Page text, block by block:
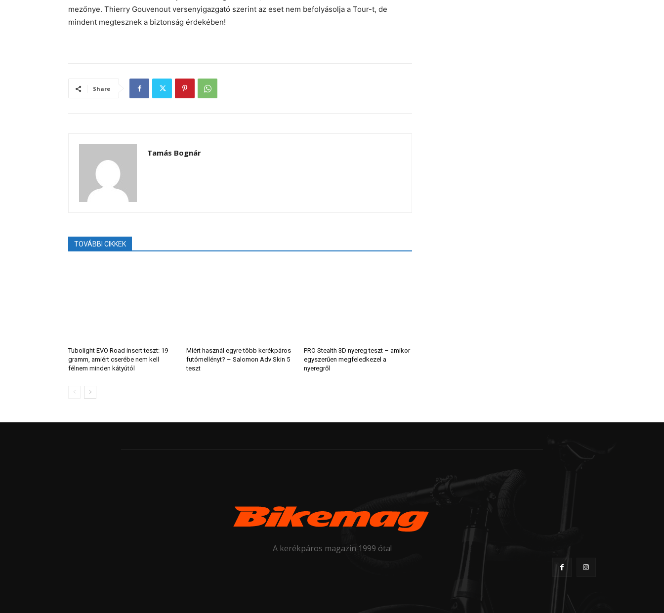
mezőnye. Thierry Gouvenout versenyigazgató szerint az eset nem befolyásolja a Tour-t, de
mindent megtesznek a biztonság érdekében!
Share
Tamás Bognár
TOVÁBBI CIKKEK
Tubolight EVO Road insert teszt: 19
gramm, amiért cserébe nem kell
félnem minden kátyútól
Miért használ egyre több kerékpáros
futómellényt? – Salomon Adv Skin 5
teszt
PRO Stealth 3D nyereg teszt – amikor
egyszerűen megfeledkezel a
nyeregről
A kerékpáros magazin 1999 óta!